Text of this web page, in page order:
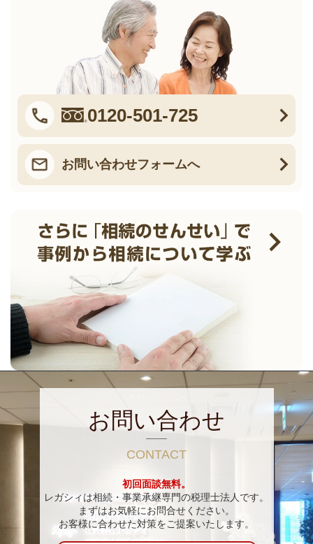
0120-501-725
お問い合わせフォームへ
お問い合わせ
CONTACT
初回面談無料。
レガシィは相続・事業承継専門の税理士法人です。
まずはお気軽にお問合せください。
お客様に合わせた対策をご提案いたします。